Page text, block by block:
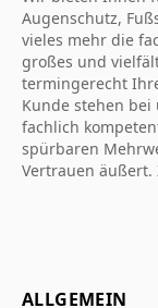
Augenschutz,
vieles mehr die
großes und
termingerecht
Kunde stehen
fachlich
spürbaren
Vertrauen äußert.
ALLGEMEIN